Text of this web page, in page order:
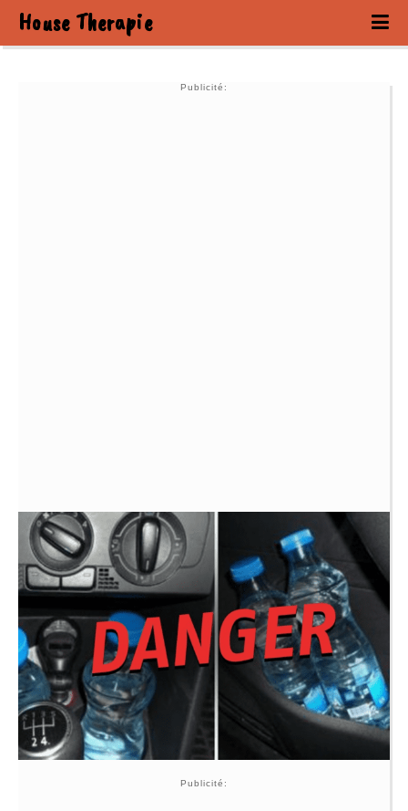
House Therapie
Publicité:
Publicité: